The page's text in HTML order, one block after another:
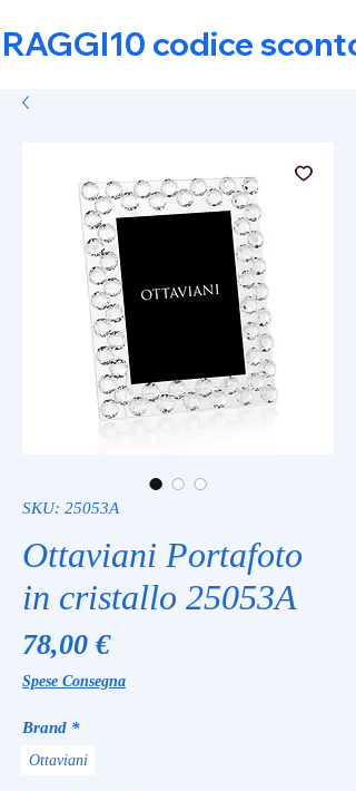
RAGGI10 codice
SKU: 25053A
Ottaviani Portafoto
in cristallo 25053A
78,00 €Prezzo
Spese Consegna
Brand *
Ottaviani